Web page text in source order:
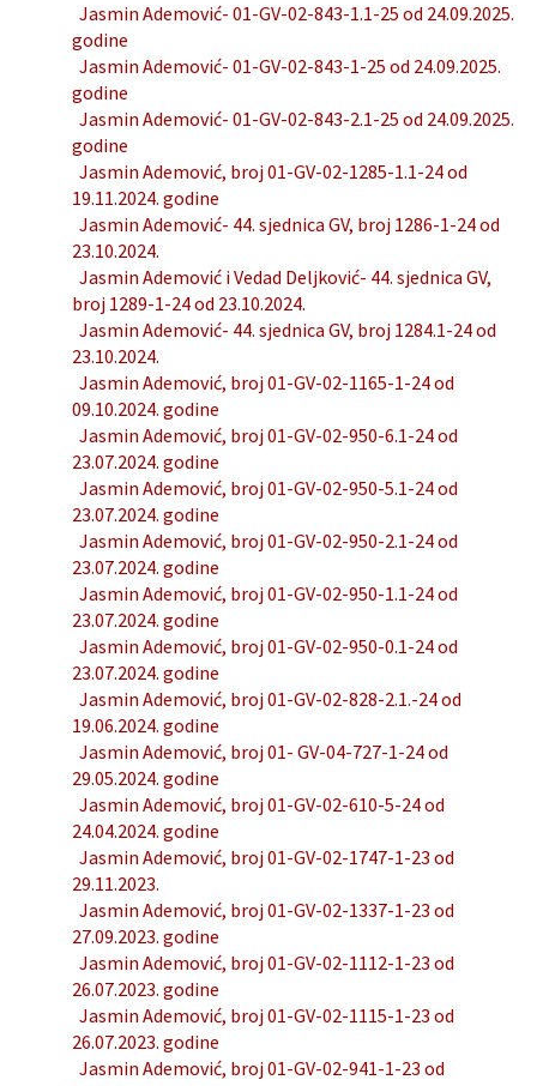
Jasmin Ademović- 01-GV-02-843-1.1-25 od 24.09.2025.
godine
Jasmin Ademović- 01-GV-02-843-1-25 od 24.09.2025.
godine
Jasmin Ademović- 01-GV-02-843-2.1-25 od 24.09.2025.
godine
Jasmin Ademović, broj 01-GV-02-1285-1.1-24 od
19.11.2024. godine
Jasmin Ademović- 44. sjednica GV, broj 1286-1-24 od
23.10.2024.
Jasmin Ademović i Vedad Deljković- 44. sjednica GV,
broj 1289-1-24 od 23.10.2024.
Jasmin Ademović- 44. sjednica GV, broj 1284.1-24 od
23.10.2024.
Jasmin Ademović, broj 01-GV-02-1165-1-24 od
09.10.2024. godine
Jasmin Ademović, broj 01-GV-02-950-6.1-24 od
23.07.2024. godine
Jasmin Ademović, broj 01-GV-02-950-5.1-24 od
23.07.2024. godine
Jasmin Ademović, broj 01-GV-02-950-2.1-24 od
23.07.2024. godine
Jasmin Ademović, broj 01-GV-02-950-1.1-24 od
23.07.2024. godine
Jasmin Ademović, broj 01-GV-02-950-0.1-24 od
23.07.2024. godine
Jasmin Ademović, broj 01-GV-02-828-2.1.-24 od
19.06.2024. godine
Jasmin Ademović, broj 01- GV-04-727-1-24 od
29.05.2024. godine
Jasmin Ademović, broj 01-GV-02-610-5-24 od
24.04.2024. godine
Jasmin Ademović, broj 01-GV-02-1747-1-23 od
29.11.2023.
Jasmin Ademović, broj 01-GV-02-1337-1-23 od
27.09.2023. godine
Jasmin Ademović, broj 01-GV-02-1112-1-23 od
26.07.2023. godine
Jasmin Ademović, broj 01-GV-02-1115-1-23 od
26.07.2023. godine
Jasmin Ademović, broj 01-GV-02-941-1-23 od